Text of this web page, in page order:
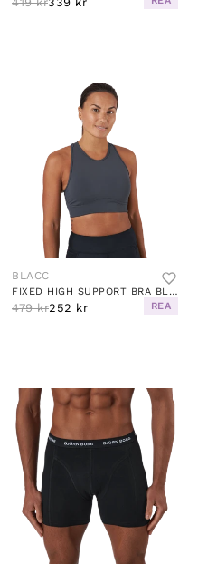
BLACC
FIXED HIGH SUPPORT BRA BLACK / GREY
479 kr252 kr REA